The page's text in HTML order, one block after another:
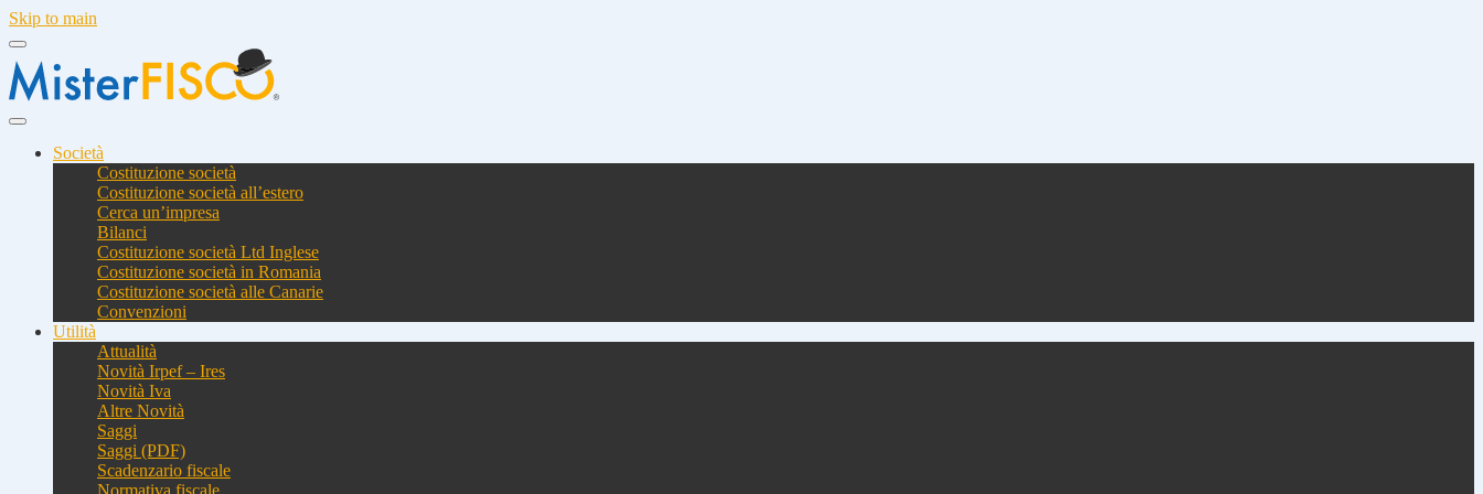
Skip to main
Società
Costituzione società
Costituzione società all’estero
Cerca un’impresa
Bilanci
Costituzione società Ltd Inglese
Costituzione società in Romania
Costituzione società alle Canarie
Convenzioni
Utilità
Attualità
Novità Irpef – Ires
Novità Iva
Altre Novità
Saggi
Saggi (PDF)
Scadenzario fiscale
Normativa fiscale